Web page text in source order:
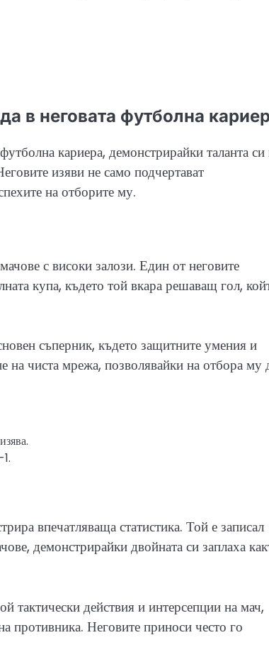
в неговата футболна
кариера, демонстрирайки таланта си
изяви не само подчертават
на отборите му.
с високи залози. Един от неговите
купа, където той вкара решаващ гол,
съперник, където защитните умения и
на чиста мрежа, позволявайки на отбора му
впечатляваща статистика. Той е записал
демонстрирайки двойната си заплаха
действия и интерсепции на мач,
противника. Неговите приноси често го